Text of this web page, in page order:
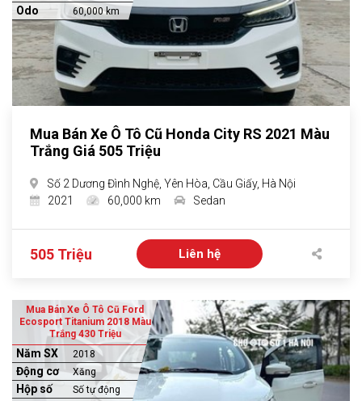
Odo 60,000 km
Mua Bán Xe Ô Tô Cũ Honda City RS 2021 Màu
Trắng Giá 505 Triệu
Số 2 Dương Đình Nghệ, Yên Hòa, Cầu Giấy, Hà Nội
2021
60,000 km Sedan
505 Triệu Liên hệ
Mua Bán Xe Ô Tô Cũ Ford
Ecosport Titanium 2018 Màu
Trắng 430 Triệu
Năm SX 2018
Động cơ Xăng
Hộp số Số tự động